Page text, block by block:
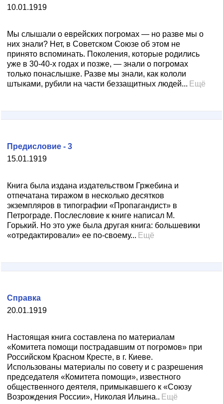
10.01.1919
Мы слышали о еврейских погромах — но разве мы о
них знали? Нет, в Советском Союзе об этом не
принято вспоминать. Поколения, которые родились
уже в 30-40-х годах и позже, — знали о погромах
только понаслышке. Разве мы знали, как кололи
штыками, рубили на части беззащитных людей... Ещё
15.01.1919
Предисловие - 3
Книга была издана издательством Гржебина и
отпечатана тиражом в несколько десятков
экземпляров в типографии «Пропагандист» в
Петрограде. Послесловие к книге написал М.
Горький. Но это уже была другая книга: большевики
«отредактировали» ее по-своему... Ещё
20.01.1919
Справка
Настоящая книга составлена по материалам
«Комитета помощи пострадавшим от погромов» при
Российском Красном Кресте, в г. Киеве.
Использованы материалы по совету и с разрешения
председателя «Комитета помощи», известного
общественного деятеля, примыкавшего к «Союзу
Возрождения России», Николая Ильина.. Ещё